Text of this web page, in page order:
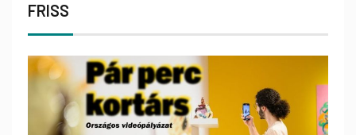
FRISS